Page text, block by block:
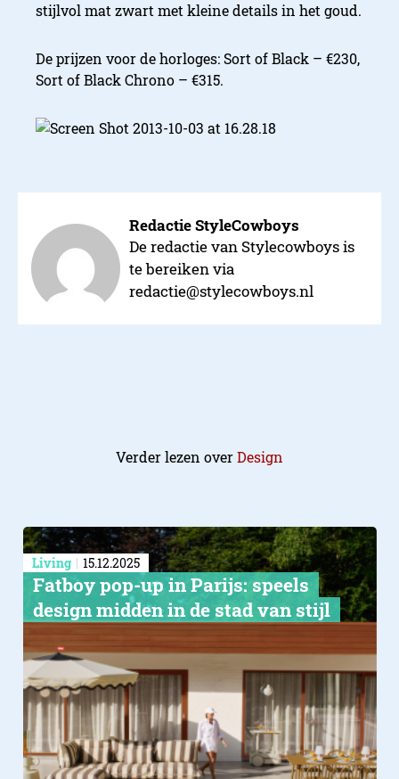
stijlvol mat zwart met kleine details in het goud.
De prijzen voor de horloges: Sort of Black – €230,
Sort of Black Chrono – €315.
Redactie StyleCowboys
De redactie van Stylecowboys is
te bereiken via
redactie@stylecowboys.nl
Verder lezen overDesign
Living 15.12.2025
Fatboy pop-up in Parijs: speels
design midden in de stad van stijl